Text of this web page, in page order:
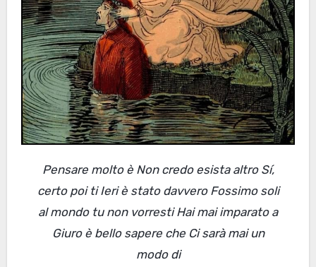
Pensare molto è Non credo esista altro Sí,
certo poi ti Ieri è stato davvero Fossimo soli
al mondo tu non vorresti Hai mai imparato a
Giuro è bello sapere che Ci sarà mai un
modo di